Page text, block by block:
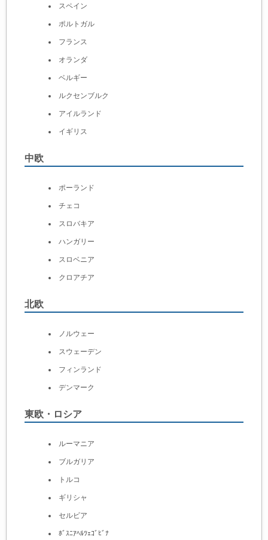
スペイン
ポルトガル
フランス
オランダ
ベルギー
ルクセンブルク
アイルランド
イギリス
中欧
ポーランド
チェコ
スロバキア
ハンガリー
スロベニア
クロアチア
北欧
ノルウェー
スウェーデン
フィンランド
デンマーク
東欧・ロシア
ルーマニア
ブルガリア
トルコ
ギリシャ
セルビア
ﾎﾞｽﾆｱﾍﾙﾂｪｺﾞﾋﾞﾅ